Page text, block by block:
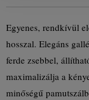
Egyenes, rendkívül
hosszal. Elegáns
ferde zsebbel,
maximalizálja a
minőségű